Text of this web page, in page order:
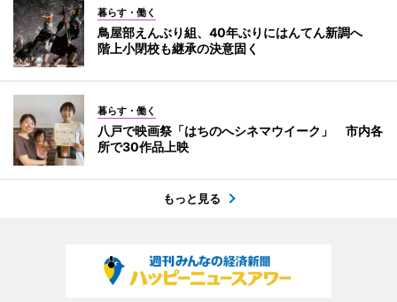
暮らす・働く
鳥屋部えんぶり組、40年ぶりにはんてん新調へ
階上小閉校も継承の決意固く
暮らす・働く
八戸で映画祭「はちのへシネマウイーク」 市内各
所で30作品上映
もっと見る